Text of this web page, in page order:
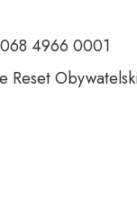
4966 0001
Reset